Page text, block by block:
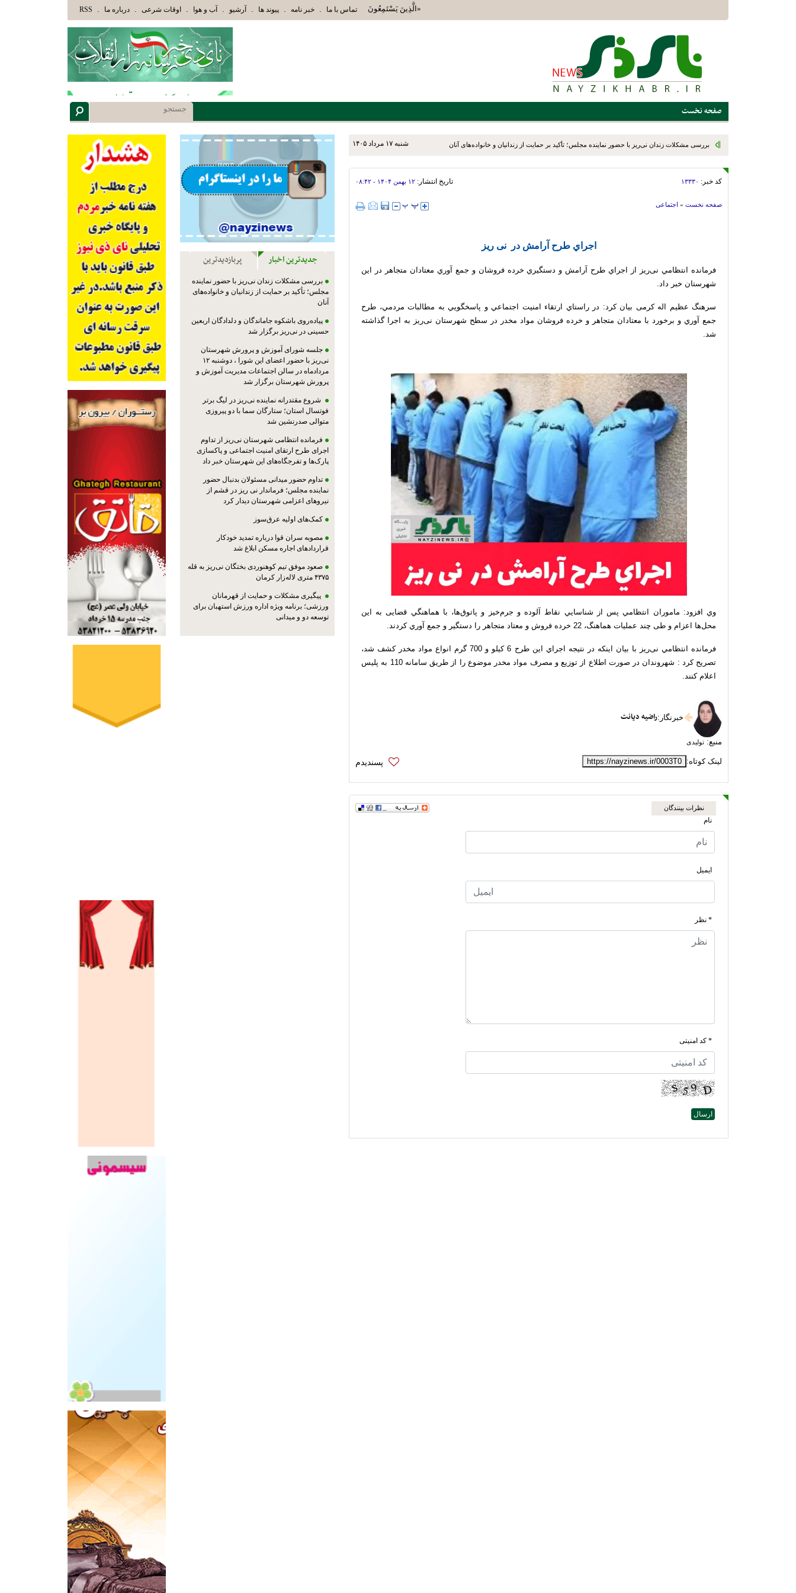
«الَّذِينَ يَسْتَمِعُونَ الْقَوْلَ فَيَتَّبِعُونَ أَحْسَنَهُ أُوْلَئِكَ الَّذِينَ هَدَاهُمُ اللَّهُ وَأُوْلَئِكَ هُمْ أُوْلُوا الْأَلْبَابِ» عاقلان هدایت یافته،حرفها را میشنوند و سپس
تماس با ما . خبر نامه . پیوند ها . آرشیو . آب و هوا . اوقات شرعی . درباره ما .
RSS
صفحه نخست
شنبه ۱۷ مرداد ۱۴۰۵ بررسی مشکلات زندان نی‌ریز با حضور نماینده مجلس؛ تأکید بر حمایت از زندانیان و خانواده‌های آنان
کد خبر: ۱۳۳۳۰ تاریخ انتشار: ۱۲ بهمن ۱۴۰۴ - ۰۸:۴۲
صفحه نخست » اجتماعی
اجراي طرح آرامش در نی ریز
فرمانده انتظامي نی‌ریز از اجراي طرح آرامش و دستگيري خرده فروشان و جمع آوري معتادان متجاهر در اين
شهرستان خبر داد.
سرهنگ عظیم اله کرمی بیان کرد: در راستاي ارتقاء امنيت اجتماعي و پاسخگويي به مطالبات مردمي، طرح
جمع آوري و برخورد با معتادان متجاهر و خرده فروشان مواد مخدر در سطح شهرستان نی‌ریز به اجرا گذاشته
شد.
وي افزود: ماموران انتظامي پس از شناسايي نقاط آلوده و جرم‌خيز و پاتوق‌ها، با هماهنگي قضایی به اين
محل‌ها اعزام و طی چند عمليات هماهنگ، 22 خرده فروش و معتاد متجاهر را دستگير و جمع آوري کردند.
فرمانده انتظامي نی‌ریز با بيان اينکه در نتيجه اجراي اين طرح 6 کیلو و 700 گرم انواع مواد مخدر کشف شد،
تصريح کرد : شهروندان در صورت اطلاع از توزيع و مصرف مواد مخدر موضوع را از طريق سامانه 110 به پليس
اعلام کنند.
خبرنگار :راضیه دیانت
منبع: تولیدی
لینک کوتاه: https://nayzinews.ir/0003T0
نظرات بینندگان
نام
ایمیل
* نظر
* کد امنیتی
جدیدترین اخبار پربازدیدترین
بررسی مشکلات زندان نی‌ریز با حضور نماینده
مجلس؛ تأکید بر حمایت از زندانیان و خانواده‌های
آنان
پیاده‌روی باشکوه جاماندگان و دلدادگان اربعین
حسینی در نی‌ریز برگزار شد
جلسه شورای آموزش و پرورش شهرستان
نی‌ریز با حضور اعضای این شورا ، دوشنبه ۱۲
مردادماه در سالن اجتماعات مدیریت آموزش و
پرورش شهرستان برگزار شد
شروع مقتدرانه نماینده نی‌ریز در لیگ برتر
فوتسال استان؛ ستارگان سما با دو پیروزی
متوالی صدرنشین شد
فرمانده انتظامی شهرستان نی‌ریز از تداوم
اجرای طرح ارتقای امنیت اجتماعی و پاکسازی
پارک‌ها و تفرجگاه‌های این شهرستان خبر داد
تداوم حضور میدانی مسئولان بدنبال حضور
نماینده مجلس؛ فرماندار نی ریز در قشم از
نیروهای اعزامی شهرستان دیدار کرد
کمک‌های اولیه عرق‌سوز
مصوبه سران قوا درباره تمدید خودکار
قراردادهای اجاره مسکن ابلاغ شد
صعود موفق تیم کوهنوردی بختگان نی‌ریز به قله
۴۳۷۵ متری لاله‌زار کرمان
پیگیری مشکلات و حمایت از قهرمانان
ورزشی؛ برنامه ویژه اداره ورزش استهبان برای
توسعه دو و میدانی